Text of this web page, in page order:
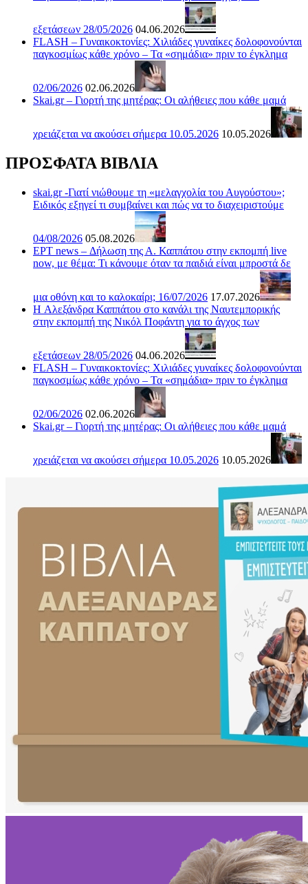
εξετάσεων 28/05/2026 04.06.2026
FLASH – Γυναικοκτονίες: Χιλιάδες γυναίκες δολοφονούνται
παγκοσμίως κάθε χρόνο – Τα «σημάδια» πριν το έγκλημα
02/06/2026 02.06.2026
Skai.gr – Γιορτή της μητέρας: Οι αλήθειες που κάθε μαμά
χρειάζεται να ακούσει σήμερα 10.05.2026 10.05.2026
ΠΡΟΣΦΑΤΑ ΒΙΒΛΙΑ
skai.gr -Γιατί νιώθουμε τη «μελαγχολία του Αυγούστου»;
Ειδικός εξηγεί τι συμβαίνει και πώς να το διαχειριστούμε
04/08/2026 05.08.2026
ΕΡΤ news – Δήλωση της Α. Καππάτου στην εκπομπή live
now, με θέμα: Τι κάνουμε όταν τα παιδιά είναι μπροστά δε
μια οθόνη και το καλοκαίρι; 16/07/2026 17.07.2026
H Αλεξάνδρα Καππάτου στο κανάλι της Ναυτεμπορικής
στην εκπομπή της Νικόλ Ποφάντη για το άγχος των
εξετάσεων 28/05/2026 04.06.2026
FLASH – Γυναικοκτονίες: Χιλιάδες γυναίκες δολοφονούνται
παγκοσμίως κάθε χρόνο – Τα «σημάδια» πριν το έγκλημα
02/06/2026 02.06.2026
Skai.gr – Γιορτή της μητέρας: Οι αλήθειες που κάθε μαμά
χρειάζεται να ακούσει σήμερα 10.05.2026 10.05.2026